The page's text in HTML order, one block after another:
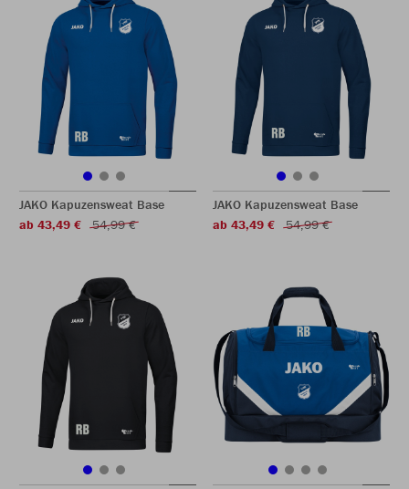
JAKO Kapuzensweat Base
ab 43,49 €
54,99 €
JAKO Kapuzensweat Base
ab 43,49 €
54,99 €